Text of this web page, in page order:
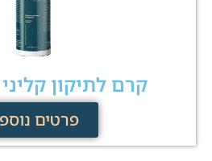
קרם לתיקון
פרטים